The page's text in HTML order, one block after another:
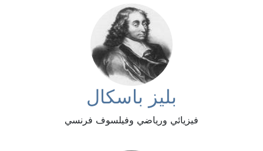
بليز باسكال
فيزيائي ورياضي وفيلسوف فرنسي